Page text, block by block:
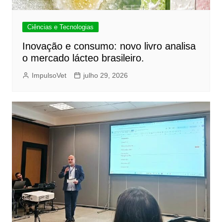
Ciências e Tecnologias
Inovação e consumo: novo livro analisa
o mercado lácteo brasileiro.
ImpulsoVet julho 29, 2026